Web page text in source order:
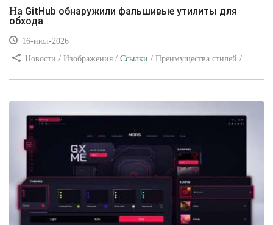
На GitHub обнаружили фальшивые утилиты для
обхода
16-июл-2026
Новости / Изображения / Ссылки / Преимущества стилей /